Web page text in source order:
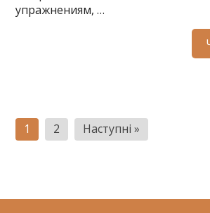
упражнениям, …
Н
а
і
1 2 Наступні »